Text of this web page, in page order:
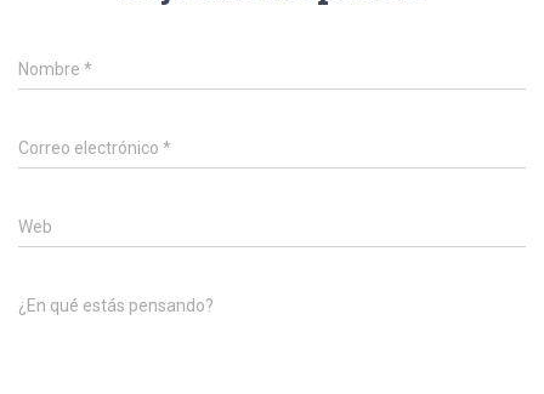
Nombre *
Correo electrónico *
Web
¿En qué estás pensando?